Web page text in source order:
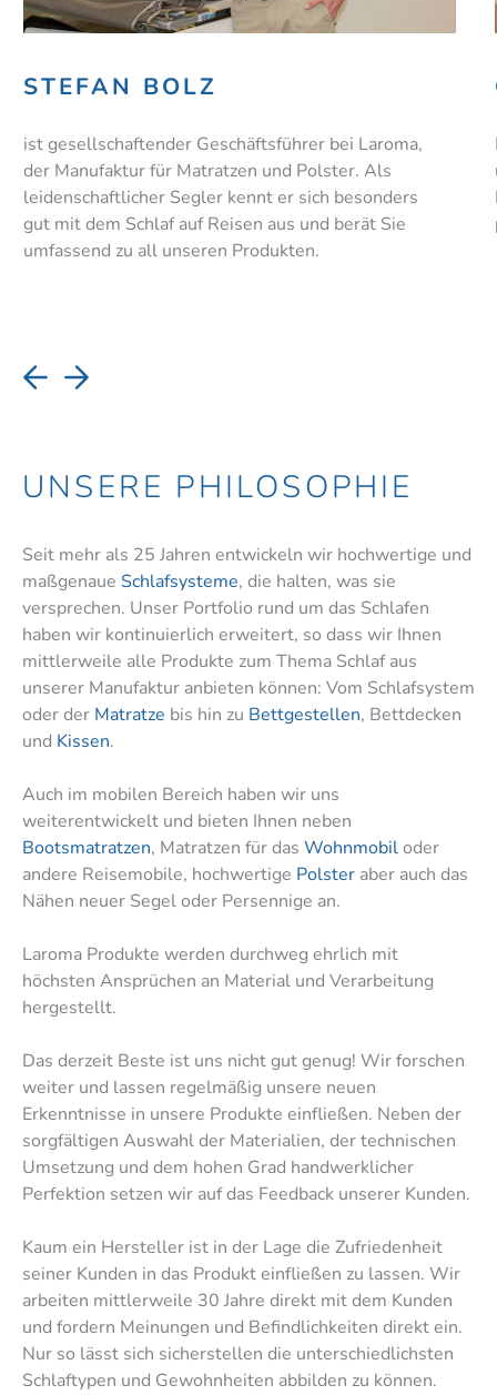
GESA NEUMANN
Mit geballter Beratungskompetenz steht Ihnen
unser Organisationstalent und gute Seele des
Hauses Gesa bei der Auswahl der für Sie
passenden Schlaflösung zur Seite.
UNSERE PHILOSOPHIE
Seit mehr als 25 Jahren entwickeln wir hochwertige und
maßgenaue Schlafsysteme, die halten, was sie
versprechen. Unser Portfolio rund um das Schlafen
haben wir kontinuierlich erweitert, so dass wir Ihnen
mittlerweile alle Produkte zum Thema Schlaf aus
unserer Manufaktur anbieten können: Vom Schlafsystem
oder der Matratze bis hin zu Bettgestellen, Bettdecken
und Kissen.
Auch im mobilen Bereich haben wir uns
weiterentwickelt und bieten Ihnen neben
Bootsmatratzen, Matratzen für das Wohnmobiloder
andere Reisemobile, hochwertige Polster aber auch das
Nähen neuer Segel oder Persennige an.
Laroma Produkte werden durchweg ehrlich mit
höchsten Ansprüchen an Material und Verarbeitung
hergestellt.
Das derzeit Beste ist uns nicht gut genug! Wir forschen
weiter und lassen regelmäßig unsere neuen
Erkenntnisse in unsere Produkte einfließen. Neben der
sorgfältigen Auswahl der Materialien, der technischen
Umsetzung und dem hohen Grad handwerklicher
Perfektion setzen wir auf das Feedback unserer Kunden.
Kaum ein Hersteller ist in der Lage die Zufriedenheit
seiner Kunden in das Produkt einfließen zu lassen. Wir
arbeiten mittlerweile 30 Jahre direkt mit dem Kunden
und fordern Meinungen und Befindlichkeiten direkt ein.
Nur so lässt sich sicherstellen die unterschiedlichsten
Schlaftypen und Gewohnheiten abbilden zu können.